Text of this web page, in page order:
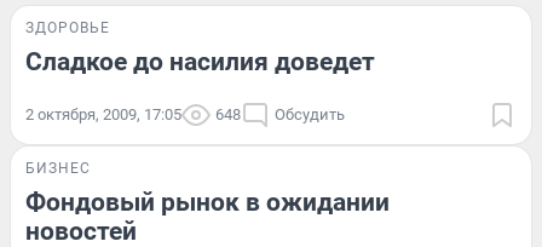
ЗДОРОВЬЕ
Сладкое до насилия доведет
2 октября, 2009, 17:05 648 Обсудить
БИЗНЕС
Фондовый рынок в ожидании
новостей